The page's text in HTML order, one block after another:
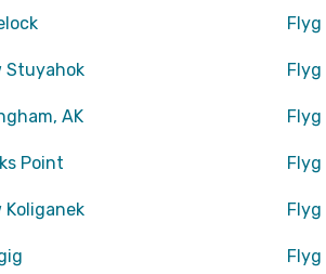
Flyg
Stuyahok
AK Flyg
Point Flyg
Koliganek Flyg